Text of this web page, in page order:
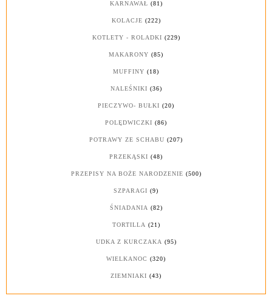
KARNAWAŁ (81)
KOLACJE (222)
KOTLETY - ROLADKI (229)
MAKARONY (85)
MUFFINY (18)
NALEŚNIKI (36)
PIECZYWO- BUŁKI (20)
POLĘDWICZKI (86)
POTRAWY ZE SCHABU (207)
PRZEKĄSKI (48)
PRZEPISY NA BOŻE NARODZENIE (500)
SZPARAGI (9)
ŚNIADANIA (82)
TORTILLA (21)
UDKA Z KURCZAKA (95)
WIELKANOC (320)
ZIEMNIAKI (43)